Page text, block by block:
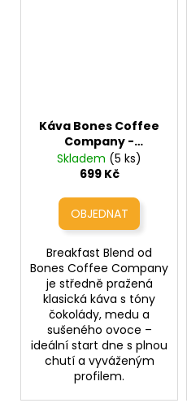
Káva Bones Coffee
Company -
Breakfast Blend
(snídaňová káva s
medu a sušeného
ovoce)
Skladem (5 ks)
699 Kč
Breakfast Blend od
Bones Coffee Company
je středně pražená
klasická káva s tóny
čokolády, medu a
sušeného ovoce –
ideální start dne s plnou
chutí a vyváženým
profilem.